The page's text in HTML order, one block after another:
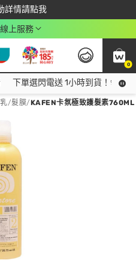
詳情請點我
高回饋$350
上服務
0
下單選閃電送 1小時到貨！領神
/髮膜/KAFEN卡氛極致護髮素760ML